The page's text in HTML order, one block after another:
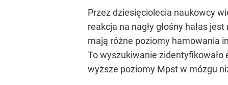
Przez dziesięciolecia naukowcy
reakcja na nagły głośny hałas
mają różne poziomy hamowania
To wyszukiwanie
wyższe poziomy Mpst w mózgu